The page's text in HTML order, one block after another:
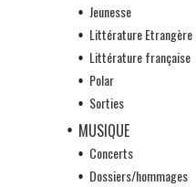
Jeunesse
Littérature Etrangère
Littérature française
Polar
Sorties
MUSIQUE
Concerts
Dossiers/hommages